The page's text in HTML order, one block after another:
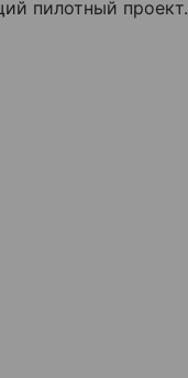
пилотный проект.